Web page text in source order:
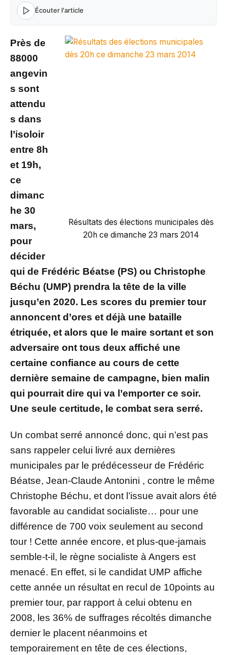
Écouter l'article
Résultats des élections municipales dès
20h ce dimanche 23 mars 2014
Près de
88000
angevin
s sont
attendu
s dans
l’isoloir
entre 8h
et 19h,
ce
dimanc
he 30
mars,
pour
décider
qui de Frédéric Béatse (PS) ou Christophe
Béchu (UMP) prendra la tête de la ville
jusqu’en 2020. Les scores du premier tour
annoncent d’ores et déjà une bataille
étriquée, et alors que le maire sortant et son
adversaire ont tous deux affiché une
certaine confiance au cours de cette
dernière semaine de campagne, bien malin
qui pourrait dire qui va l’emporter ce soir.
Une seule certitude, le combat sera serré.
Un combat serré annoncé donc, qui n’est pas
sans rappeler celui livré aux dernières
municipales par le prédécesseur de Frédéric
Béatse, Jean-Claude Antonini , contre le même
Christophe Béchu, et dont l’issue avait alors été
favorable au candidat socialiste… pour une
différence de 700 voix seulement au second
tour ! Cette année encore, et plus-que-jamais
semble-t-il, le règne socialiste à Angers est
menacé. En effet, si le candidat UMP affiche
cette année un résultat en recul de 10points au
premier tour, par rapport à celui obtenu en
2008, les 36% de suffrages récoltés dimanche
dernier le placent néanmoins et
temporairement en tête de ces élections,